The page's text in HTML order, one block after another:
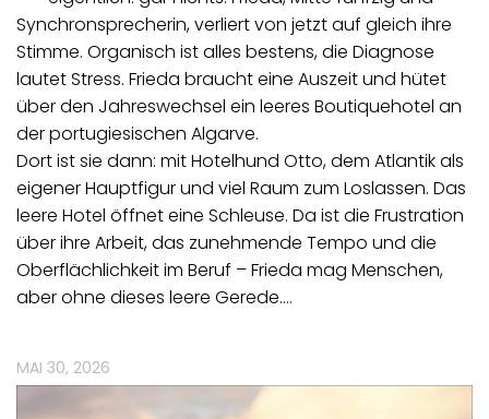
Synchronsprecherin, verliert von jetzt auf gleich ihre
Stimme. Organisch ist alles bestens, die Diagnose
lautet Stress. Frieda braucht eine Auszeit und hütet
über den Jahreswechsel ein leeres Boutiquehotel an
der portugiesischen Algarve.
Dort ist sie dann: mit Hotelhund Otto, dem Atlantik als
eigener Hauptfigur und viel Raum zum Loslassen. Das
leere Hotel öffnet eine Schleuse. Da ist die Frustration
über ihre Arbeit, das zunehmende Tempo und die
Oberflächlichkeit im Beruf – Frieda mag Menschen,
aber ohne dieses leere Gerede.…
MAI 30, 2026